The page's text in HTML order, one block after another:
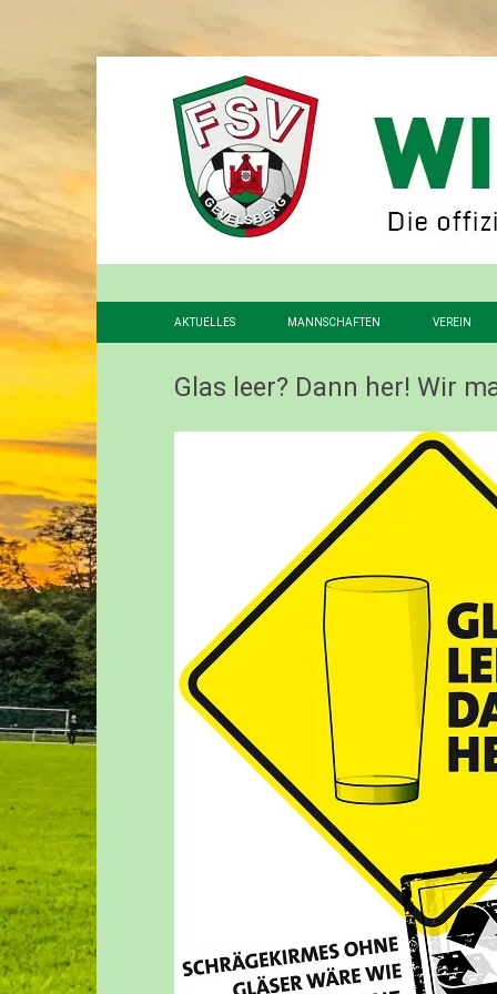
AKTUELLES MANNSCHAFTEN
ALTHERREN
AI – JUNIOREN – U19
BI – JUNIOREN – U17
BII – JUNIOREN – U16
CI – JUNIOREN – U15
CII – JUNIOREN – U14
DI – JUNIOREN – U13
DII – JUNIOREN – U12
DIII – JUNIOREN – U13
EI – JUNIOREN – U11
EII – JUNIOREN – U10
EIII – JUNIOREN – U10
VEREIN
STADION
LINKLISTE
WIR
Glas leer? Dann her! Wir